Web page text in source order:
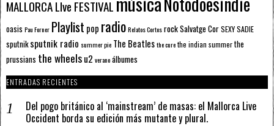
MALLORCA LIve FESTIVAL
oasis Pau Forner Playlist pop radioRelatos CortosrockSalvatge CorSEXY SADIE
sputnik sputnik radio summer pie The Beatlesthe curethe indian summerthe
prussians the wheelsu2 veranoálbumes
ENTRADAS RECIENTES
Del pogo británico al ‘mainstream’ de masas: el Mallorca Live
Occident borda su edición más mutante y plural.